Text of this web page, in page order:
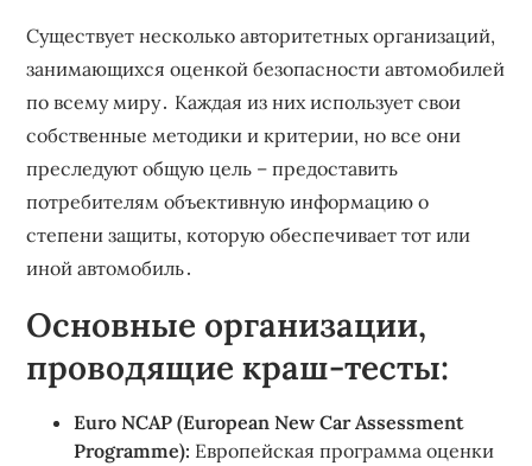
Существует несколько авторитетных организаций,
занимающихся оценкой безопасности автомобилей
по всему миру․ Каждая из них использует свои
собственные методики и критерии, но все они
преследуют общую цель – предоставить
потребителям объективную информацию о
степени защиты, которую обеспечивает тот или
иной автомобиль․
Основные организации,
проводящие краш-тесты:
Euro NCAP (European New Car Assessment
Programme): Европейская программа оценки